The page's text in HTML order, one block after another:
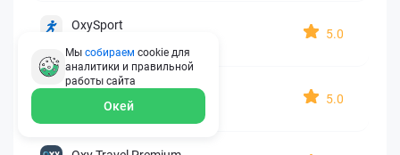
OxySport
5.0
ERGO AXA
22 место 2 отзыва
5.0
Мы собираем cookie для
аналитики и правильной
работы сайта
Окей